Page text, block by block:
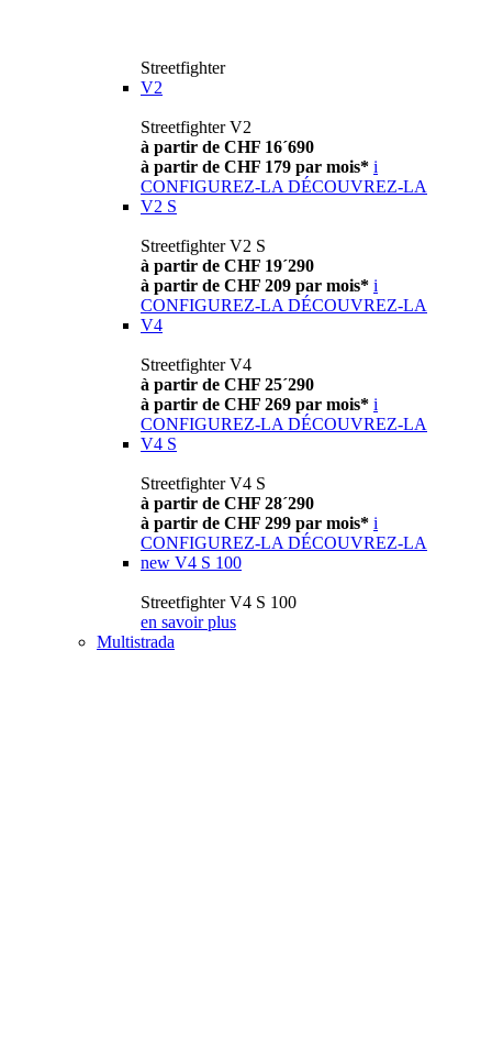
Streetfighter
V2
Streetfighter V2
à partir de CHF 16´690
à partir de CHF 179 par mois* i
CONFIGUREZ-LA DÉCOUVREZ-LA
V2 S
Streetfighter V2 S
à partir de CHF 19´290
à partir de CHF 209 par mois* i
CONFIGUREZ-LA DÉCOUVREZ-LA
V4
Streetfighter V4
à partir de CHF 25´290
à partir de CHF 269 par mois* i
CONFIGUREZ-LA DÉCOUVREZ-LA
V4 S
Streetfighter V4 S
à partir de CHF 28´290
à partir de CHF 299 par mois* i
CONFIGUREZ-LA DÉCOUVREZ-LA
new V4 S 100
Streetfighter V4 S 100
en savoir plus
Multistrada